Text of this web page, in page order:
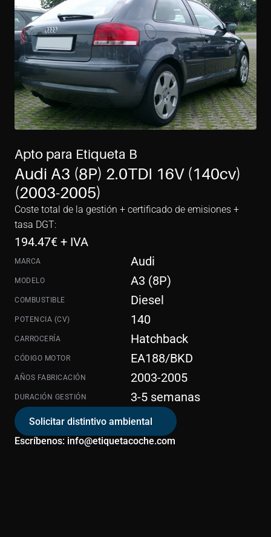
Apto para Etiqueta B
Audi A3 (8P) 2.0TDI 16V (140cv)
(2003-2005)
Coste total de la gestión + certificado de emisiones +
tasa DGT:
194.47€ + IVA
MARCA Audi
MODELO A3 (8P)
COMBUSTIBLE Diesel
POTENCIA (CV) 140
CARROCERÍA Hatchback
CÓDIGO MOTOR EA188/BKD
AÑOS FABRICACIÓN 2003-2005
DURACIÓN GESTIÓN 3-5 semanas
Solicitar distintivo ambiental
Escríbenos: info@etiquetacoche.com